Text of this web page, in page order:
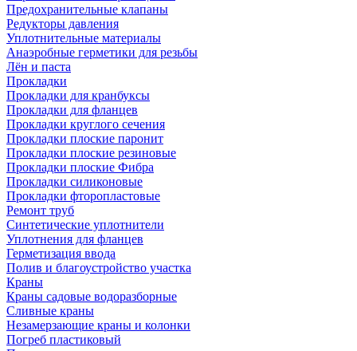
Предохранительные клапаны
Редукторы давления
Уплотнительные материалы
Анаэробные герметики для резьбы
Лён и паста
Прокладки
Прокладки для кранбуксы
Прокладки для фланцев
Прокладки круглого сечения
Прокладки плоские паронит
Прокладки плоские резиновые
Прокладки плоские Фибра
Прокладки силиконовые
Прокладки фторопластовые
Ремонт труб
Синтетические уплотнители
Уплотнения для фланцев
Герметизация ввода
Полив и благоустройство участка
Краны
Краны садовые водоразборные
Сливные краны
Незамерзающие краны и колонки
Погреб пластиковый